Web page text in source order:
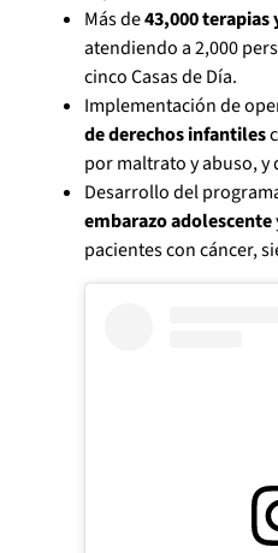
Más de43,000 terapias
atendiendo a 2,000
cinco Casas de Día.
Implementación de
de derechos infantiles
por maltrato y abuso,
Desarrollo del
embarazo adolescente
pacientes con cáncer,